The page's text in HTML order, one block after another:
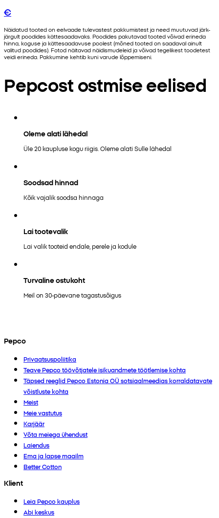
€
Näidatud tooted on eelvaade tulevastest pakkumistest ja need muutuvad järk-
järgult poodides kättesaadavaks. Poodides pakutavad tooted võivad erineda
hinna, koguse ja kättesaadavuse poolest (mõned tooted on saadaval ainult
valitud poodides). Fotod näitavad näidismudeleid ja võivad tegelikest toodetest
veidi erineda. Pakkumine kehtib kuni varude lõppemiseni.
Pepcost ostmise eelised
Oleme alati lähedal
Üle 20 kaupluse kogu riigis. Oleme alati Sulle lähedal
Soodsad hinnad
Kõik vajalik soodsa hinnaga
Lai tootevalik
Lai valik tooteid endale, perele ja kodule
Turvaline ostukoht
Meil on 30-päevane tagastusõigus
Pepco
Privaatsuspoliitika
Teave Pepco töövõtjatele isikuandmete töötlemise kohta
Täpsed reeglid Pepco Estonia OÜ sotsiaalmeedias korraldatavate
võistluste kohta
Meist
Meie vastutus
Karjäär
Võta meiega ühendust
Laiendus
Ema ja lapse maailm
Better Cotton
Klient
Leia Pepco kauplus
Abi keskus